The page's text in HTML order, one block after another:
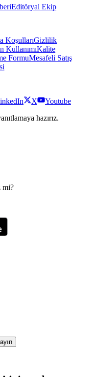
Editöryal Ekip
KoşullarıGizlilik
KullanımıKalite
FormuMesafeli Satış
X
Youtube
hazırız.
mi?